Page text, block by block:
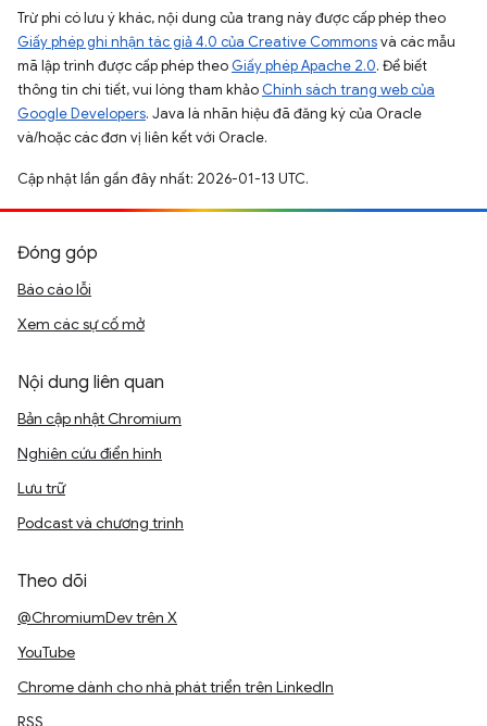
Trừ phi có lưu ý khác, nội dung của trang này được cấp phép theo
Giấy phép ghi nhận tác giả 4.0 của Creative Commonsvà các mẫu
mã lập trình được cấp phép theo Giấy phép Apache 2.0. Để biết
thông tin chi tiết, vui lòng tham khảo Chính sách trang web của
Google Developers. Java là nhãn hiệu đã đăng ký của Oracle
và/hoặc các đơn vị liên kết với Oracle.
Cập nhật lần gần đây nhất: 2026-01-13 UTC.
Đóng góp
Báo cáo lỗi
Xem các sự cố mở
Nội dung liên quan
Bản cập nhật Chromium
Nghiên cứu điển hình
Lưu trữ
Podcast và chương trình
Theo dõi
@ChromiumDev trên X
YouTube
Chrome dành cho nhà phát triển trên LinkedIn
RSS